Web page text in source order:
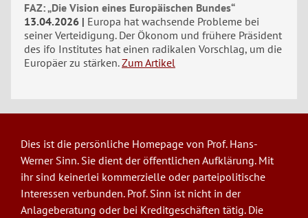
FAZ: „Die Vision eines Europäischen Bundes“
13.04.2026
Europa hat wachsende Probleme bei
seiner Verteidigung. Der Ökonom und frühere Präsident
des ifo Institutes hat einen radikalen Vorschlag, um die
Europäer zu stärken. Zum Artikel
Dies ist die persönliche Homepage von Prof. Hans-
Werner Sinn. Sie dient der öffentlichen Aufklärung. Mit
ihr sind keinerlei kommerzielle oder parteipolitische
Interessen verbunden. Prof. Sinn ist nicht in der
Anlageberatung oder bei Kreditgeschäften tätig. Die